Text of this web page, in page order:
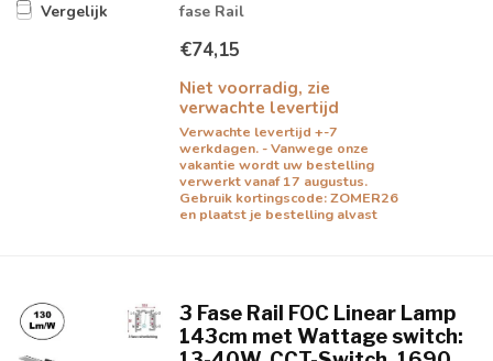
Vergelijk
fase Rail
€74,15
Niet voorradig, zie
verwachte levertijd
Verwachte levertijd +-7
werkdagen. - Vanwege onze
vakantie wordt uw bestelling
verwerkt vanaf 17 augustus.
Gebruik kortingscode: ZOMER26
en plaatst je bestelling alvast
3 Fase Rail FOC Linear Lamp
143cm met Wattage switch: